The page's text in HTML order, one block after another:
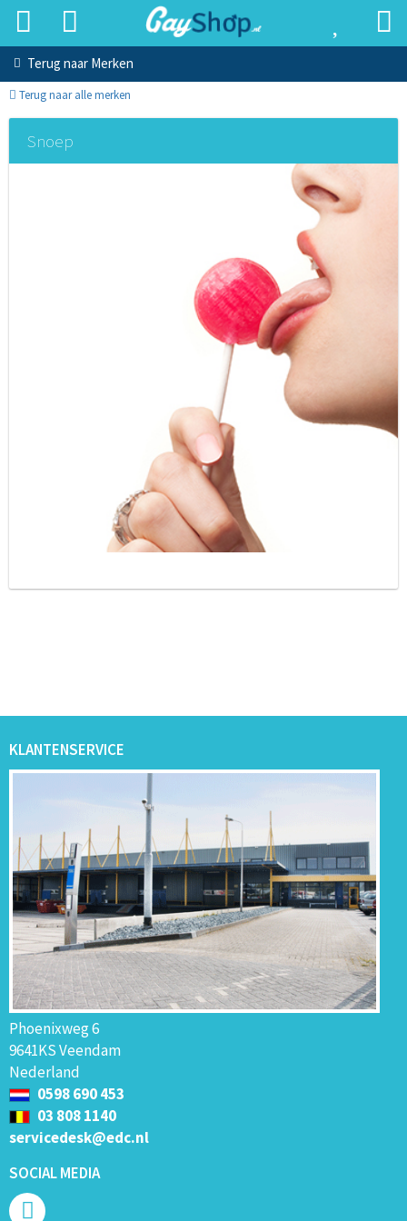
Terug naar Merken
Terug naar alle merken
Snoep
KLANTENSERVICE
Phoenixweg 6
9641KS Veendam
Nederland
0598 690 453
03 808 1140
servicedesk@edc.nl
SOCIAL MEDIA